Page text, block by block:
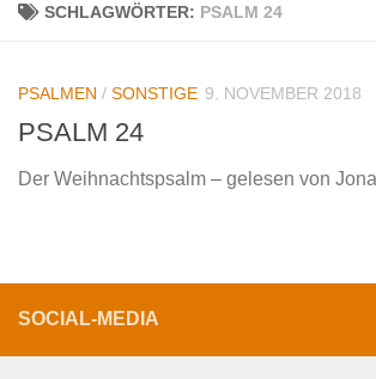
SCHLAGWÖRTER: PSALM 24
PSALMEN / SONSTIGE 9. NOVEMBER 2018
PSALM 24
Der Weihnachtspsalm – gelesen von
SOCIAL-MEDIA